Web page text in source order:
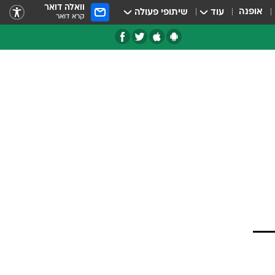
אופנה עוד שיתופי פעולה וואלה דואר
קרא דואר